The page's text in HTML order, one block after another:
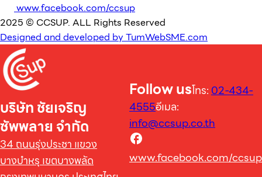
www.facebook.com/ccsup
2025 © CCSUP. ALL Rights Reserved
Designed and developed by TumWebSME.com
บริษัท ชัยเจริญ
ซัพพลาย จำกัด
34 ถนนรุ่งประชา แขวง
บางบำหรุ เขตบางพลัด
Follow usโทร:02-434-
4555อีเมล:
info@ccsup.co.th
www.facebook.com/ccsup